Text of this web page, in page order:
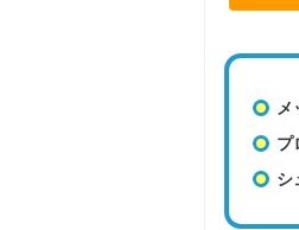
プ
シ